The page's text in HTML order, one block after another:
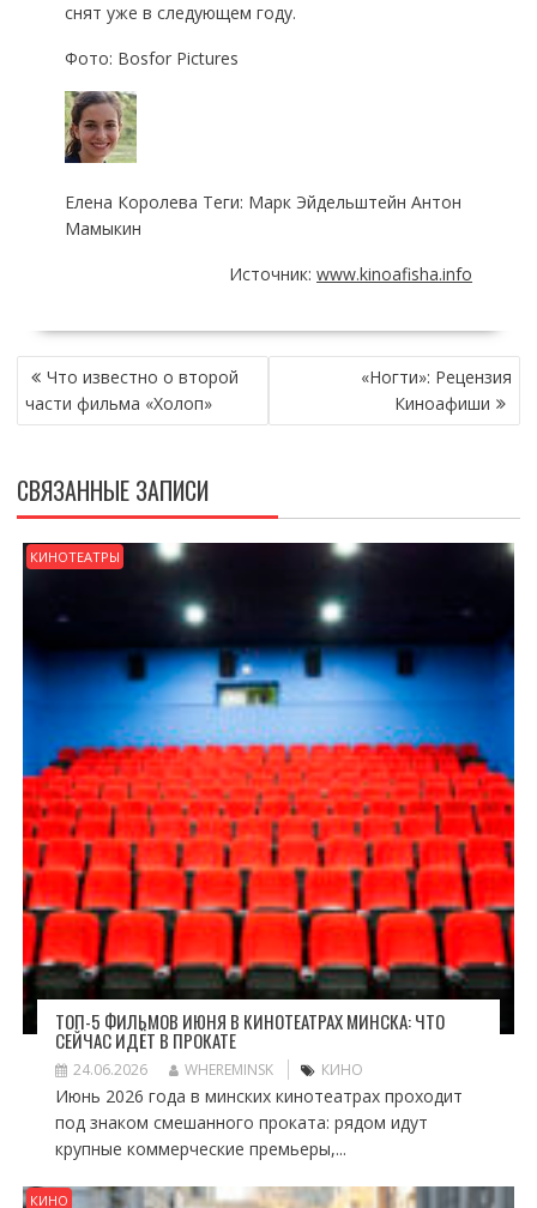
снят уже в следующем году.
Фото: Bosfor Pictures
Елена Королева Теги: Марк Эйдельштейн Антон
Мамыкин
Источник:www.kinoafisha.info
НАВИГАЦИЯ
ПО
ЗАПИСЯМ
Что известно о второй
части фильма «Холоп»
«Ногти»: Рецензия
Киноафиши
СВЯЗАННЫЕ ЗАПИСИ
КИНОТЕАТРЫ
ТОП-5 ФИЛЬМОВ ИЮНЯ В КИНОТЕАТРАХ МИНСКА: ЧТО
СЕЙЧАС ИДЁТ В ПРОКАТЕ
24.06.2026 WHEREMINSK КИНО
Июнь 2026 года в минских кинотеатрах проходит
под знаком смешанного проката: рядом идут
крупные коммерческие премьеры,...
КИНО